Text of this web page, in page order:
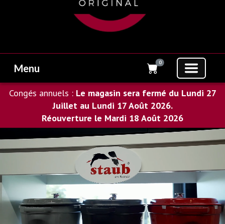
Menu 0
Congés annuels : Le magasin sera fermé du Lundi 27
Juillet au Lundi 17 Août 2026.
Réouverture le Mardi 18 Août 2026